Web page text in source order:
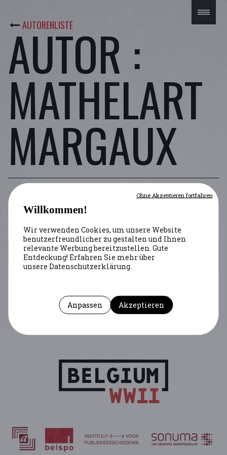
AUTORENLISTE
AUTOR :
MATHELART
MARGAUX
ARTIKEL
Mathelart Margaux
Willkommen!
Wir verwenden Cookies, um unsere Website
benutzerfreundlicher zu gestalten und Ihnen
relevante Werbung bereitzustellen. Gute
Entdeckung! Erfahren Sie mehr über
unsere Datenschutzerklärung.
Anpassen Akzeptieren
Ohne Akzeptieren fortfahren